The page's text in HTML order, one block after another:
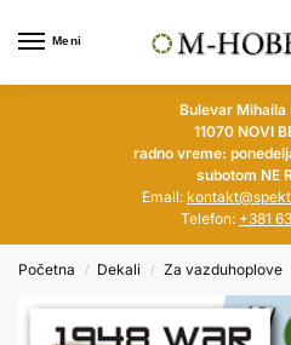
Meni
Bulevar Mihaila
11070 NOVI
radno vreme:
subotom NE
Email:
Telefon: +381
Početna / Dekali / Za vazduhoplove